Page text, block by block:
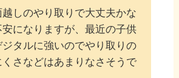
越しのやり取りで大丈夫かな
安になりますが、最近の子供
ジタルに強いのでやり取りの
くさなどはあまりなさそうで